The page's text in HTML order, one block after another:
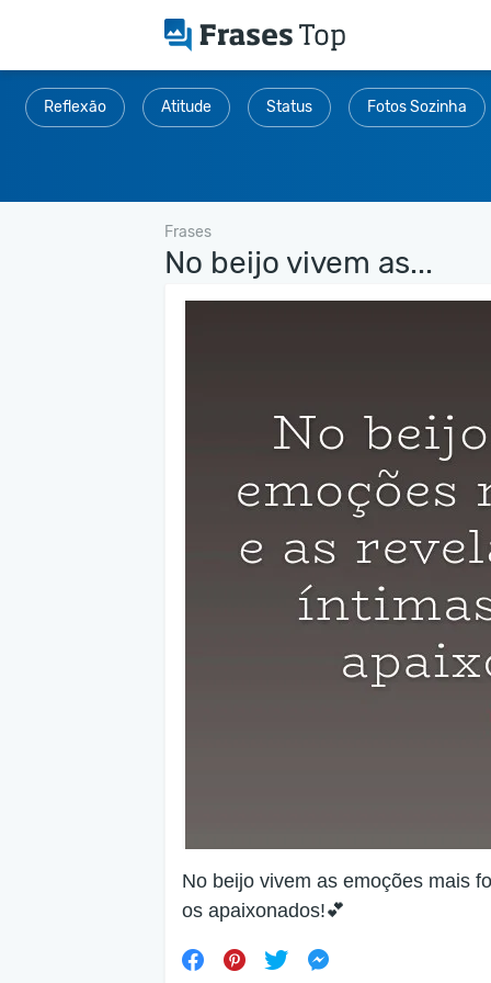
Reflexão Atitude Status Fotos Sozinha
Frases
No beijo vivem as...
No beijo vivem as emoções mais
os apaixonados!💕